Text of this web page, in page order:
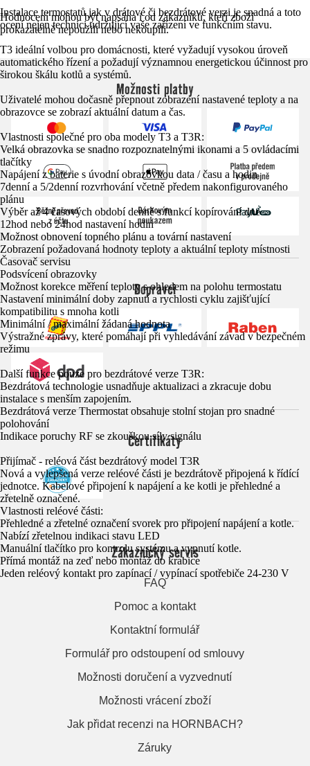
Instalace termostatů jak v drátové či bezdrátové verzi je snadná a toto
ocení nejen technici udržující vaše zařízení ve funkčním stavu.
T3 ideální volbou pro domácnosti, které vyžadují vysokou úroveň
automatického řízení a požadují významnou energetickou účinnost pro
širokou škálu kotlů a systémů.
Uživatelé mohou dočasně přepnout zobrazení nastavené teploty a na
obrazovce se zobrazí aktuální datum a čas.
Vlastnosti společné pro oba modely T3 a T3R:
Velká obrazovka se snadno rozpoznatelnými ikonami a 5 ovládacími
tlačítky
Napájení z baterie s úvodní obrazovkou data / času a hodin
7denní a 5/2denní rozvrhování včetně předem nakonfigurovaného
plánu
Výběr až 4 časových období denně s funkcí kopírování dne
12hod nebo 24hod nastavení hodin
Možnost obnovení topného plánu a tovární nastavení
Zobrazení požadovaná hodnoty teploty a aktuální teploty místnosti
Časovač servisu
Podsvícení obrazovky
Možnost korekce měření teploty s ohledem na polohu termostatu
Nastavení minimální doby zapnutí a rychlosti cyklu zajišťující
kompatibilitu s mnoha kotli
Minimální / maximální žádaná hodnota
Výstražné zprávy, které pomáhají při vyhledávání závad v bezpečném
režimu
Další funkce pouze pro bezdrátové verze T3R:
Bezdrátová technologie usnadňuje aktualizaci a zkracuje dobu
instalace s menším zapojením.
Bezdrátová verze Thermostat obsahuje stolní stojan pro snadné
polohování
Indikace poruchy RF se zkouškou síly signálu
Přijímač - reléová část bezdrátový model T3R
Nová a vylepšená verze reléové části je bezdrátově připojená k řídící
jednotce. Kabelové připojení k napájení a ke kotli je přehledné a
zřetelně označené.
Vlastnosti reléové části:
Přehledné a zřetelné označení svorek pro připojení napájení a kotle.
Nabízí zřetelnou indikaci stavu LED
Manuální tlačítko pro kontrolu systému a vypnutí kotle.
Přímá montáž na zeď nebo montáž do krabice
Jeden reléový kontakt pro zapínací / vypínací spotřebiče 24-230 V
Hodnocení mohou být napsána i od zákazníků, kteří zboží
prokazatelně nepoužili nebo nekoupili.
Možnosti platby
Dopravci
Certifikáty
Zákaznický servis
FAQ
Pomoc a kontakt
Kontaktní formulář
Formulář pro odstoupení od smlouvy
Možnosti doručení a vyzvednutí
Možnosti vrácení zboží
Jak přidat recenzi na HORNBACH?
Záruky